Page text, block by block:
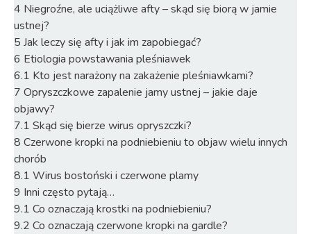
4 Niegroźne, ale uciążliwe afty – skąd się biorą w jamie
ustnej?
5 Jak leczy się afty i jak im zapobiegać?
6 Etiologia powstawania pleśniawek
6.1 Kto jest narażony na zakażenie pleśniawkami?
7 Opryszczkowe zapalenie jamy ustnej – jakie daje
objawy?
7.1 Skąd się bierze wirus opryszczki?
8 Czerwone kropki na podniebieniu to objaw wielu innych
chorób
8.1 Wirus bostoński i czerwone plamy
9 Inni często pytają…
9.1 Co oznaczają krostki na podniebieniu?
9.2 Co oznaczają czerwone kropki na gardle?